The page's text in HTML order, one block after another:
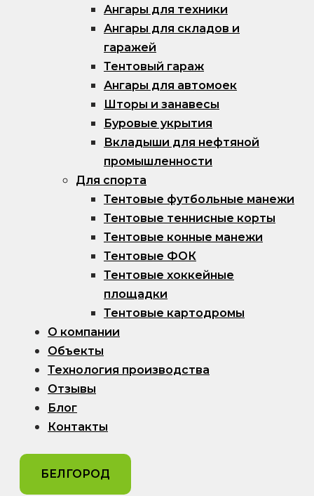
Ангары для техники
Ангары для складов и
гаражей
Тентовый гараж
Ангары для автомоек
Шторы и занавесы
Буровые укрытия
Вкладыши для нефтяной
промышленности
Для спорта
Тентовые футбольные манежи
Тентовые теннисные корты
Тентовые конные манежи
Тентовые ФОК
Тентовые хоккейные
площадки
Тентовые картодромы
О компании
Объекты
Технология производства
Отзывы
Блог
Контакты
БЕЛГОРОД